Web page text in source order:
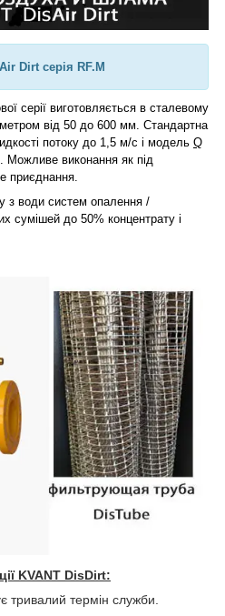
Dirt серія RF.M
серії виготовляється в сталевому
від 50 до 600 мм. Стандартна
потоку до 1,5 м/с і модель Q
Можливе виконання як під
приєднання.
з води систем опалення /
сумішей до 50% концентрату і
KVANT DisDirt:
тривалий термін служби.